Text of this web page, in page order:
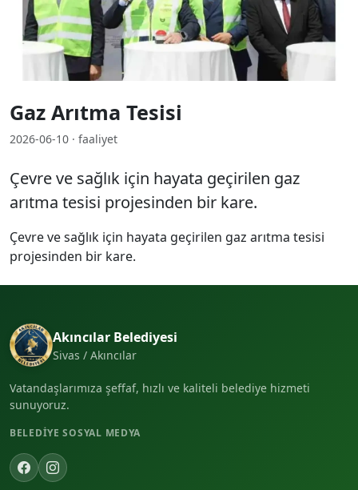
Gaz Arıtma Tesisi
2026-06-10 · faaliyet
Çevre ve sağlık için hayata geçirilen gaz
arıtma tesisi projesinden bir kare.
Çevre ve sağlık için hayata geçirilen gaz arıtma tesisi
projesinden bir kare.
Akıncılar Belediyesi
Sivas / Akıncılar
Vatandaşlarımıza şeffaf, hızlı ve kaliteli belediye hizmeti
sunuyoruz.
BELEDIYE SOSYAL MEDYA